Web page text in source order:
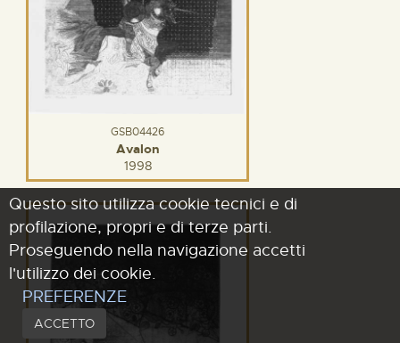
GSB04426
Avalon
1998
Questo sito utilizza cookie tecnici e di
profilazione, propri e di terze parti.
Proseguendo nella navigazione accetti
l'utilizzo dei cookie.
PREFERENZE
ACCETTO